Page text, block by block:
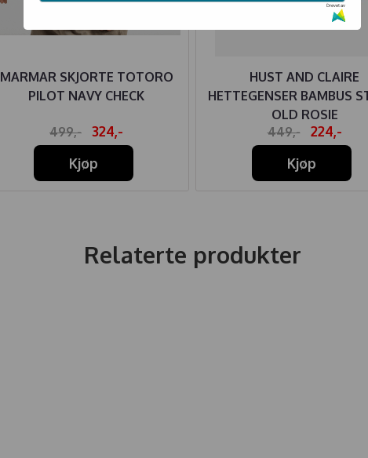
MARMAR SKJORTE TOTORO
PILOT NAVY CHECK
499,-
324,-
Kjøp
HUST AND CLAIRE
HETTEGENSER BAMBUS
OLD ROSIE
449,-
224,-
Kjøp
Relaterte produkter
Drevet av